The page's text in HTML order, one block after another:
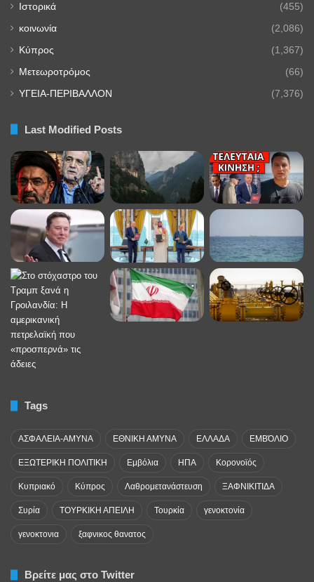
Ιστορικά (455)
κοινωνία (2,086)
Κύπρος (1,367)
Μετεωροτρόμος (66)
ΥΓΕΙΑ-ΠΕΡΙΒΑΛΛΟΝ (7,376)
Last Modified Posts
Tags
ΑΣΦΑΛΕΙΑ-ΑΜΥΝΑ ΕΘΝΙΚΗ ΑΜΥΝΑ ΕΛΛΑΔΑ ΕΜΒΌΛΙΟ
ΕΞΩΤΕΡΙΚΗ ΠΟΛΙΤΙΚΗ Εμβόλια ΗΠΑ Κορονοϊός
Κυπριακό Κύπρος Λαθρομετανάστευση ΞΑΦΝΙΚΙΤΙΔΑ
Συρία ΤΟΥΡΚΙΚΗ ΑΠΕΙΛΗ Τουρκία γενοκτονία
γενοκτονια ξαφνικος θανατος
Βρείτε μας στο Twitter